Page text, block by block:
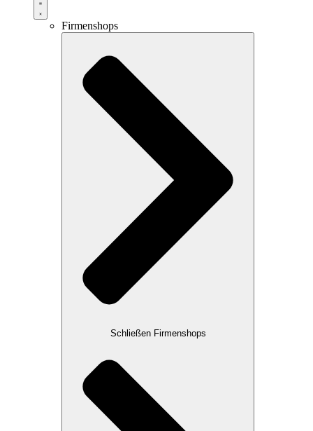
Firmenshops
Schließen Firmenshops